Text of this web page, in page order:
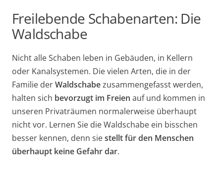
Freilebende Schabenarten: Die
Waldschabe
Nicht alle Schaben leben in Gebäuden, in Kellern
oder Kanalsystemen. Die vielen Arten, die in der
Familie derWaldschabezusammengefasst werden,
halten sich bevorzugt im Freien auf und kommen in
unseren Privaträumen normalerweise überhaupt
nicht vor. Lernen Sie die Waldschabe ein bisschen
besser kennen, denn siestellt für den Menschen
überhaupt keine Gefahr dar.